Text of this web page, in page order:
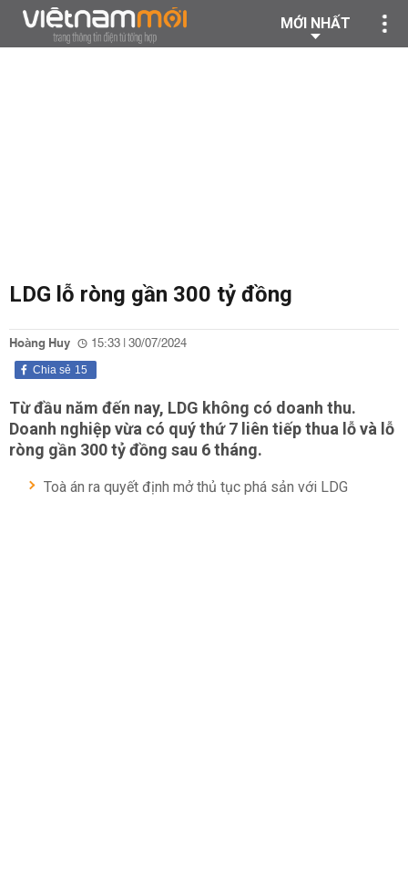
MỚI NHẤT
LDG lỗ ròng gần 300 tỷ đồng
Hoàng Huy 15:33 | 30/07/2024
15
Chia sẻ
Từ đầu năm đến nay, LDG không có doanh thu.
Doanh nghiệp vừa có quý thứ 7 liên tiếp thua lỗ và lỗ
ròng gần 300 tỷ đồng sau 6 tháng.
Toà án ra quyết định mở thủ tục phá sản với LDG